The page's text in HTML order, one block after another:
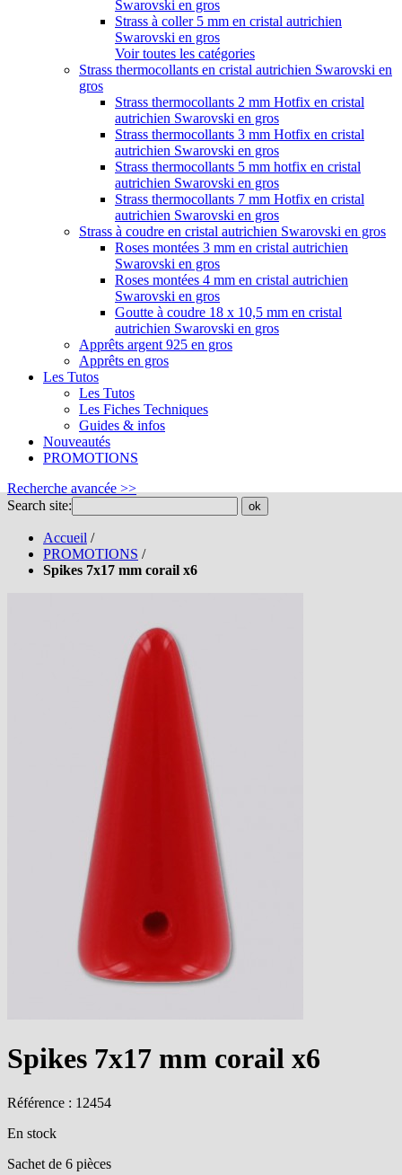
Swarovski en gros
Strass à coller 5 mm en cristal autrichien
Swarovski en gros
Voir toutes les catégories
Strass thermocollants en cristal autrichien Swarovski en
gros
Strass thermocollants 2 mm Hotfix en cristal
autrichien Swarovski en gros
Strass thermocollants 3 mm Hotfix en cristal
autrichien Swarovski en gros
Strass thermocollants 5 mm hotfix en cristal
autrichien Swarovski en gros
Strass thermocollants 7 mm Hotfix en cristal
autrichien Swarovski en gros
Strass à coudre en cristal autrichien Swarovski en gros
Roses montées 3 mm en cristal autrichien
Swarovski en gros
Roses montées 4 mm en cristal autrichien
Swarovski en gros
Goutte à coudre 18 x 10,5 mm en cristal
autrichien Swarovski en gros
Apprêts argent 925 en gros
Apprêts en gros
Les Tutos
Les Tutos
Les Fiches Techniques
Guides & infos
Nouveautés
PROMOTIONS
Recherche avancée >>
Search site:
ok
Accueil /
PROMOTIONS /
Spikes 7x17 mm corail x6
Spikes 7x17 mm corail x6
Référence : 12454
En stock
Sachet de 6 pièces